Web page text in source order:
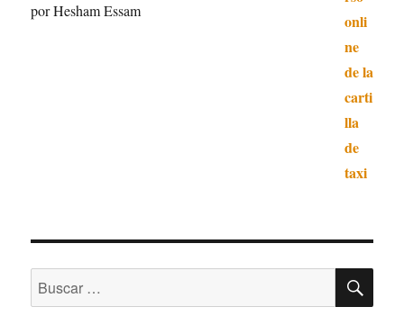
Valorado con
por Hesham Essam
Buscar
por: